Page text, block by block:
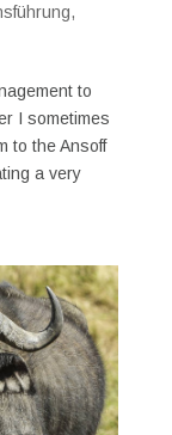
,
to
I sometimes
to the Ansoff
a very